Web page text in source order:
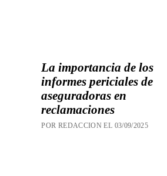
La importancia de los
informes periciales de
aseguradoras en
reclamaciones
POR REDACCION EL 03/09/2025